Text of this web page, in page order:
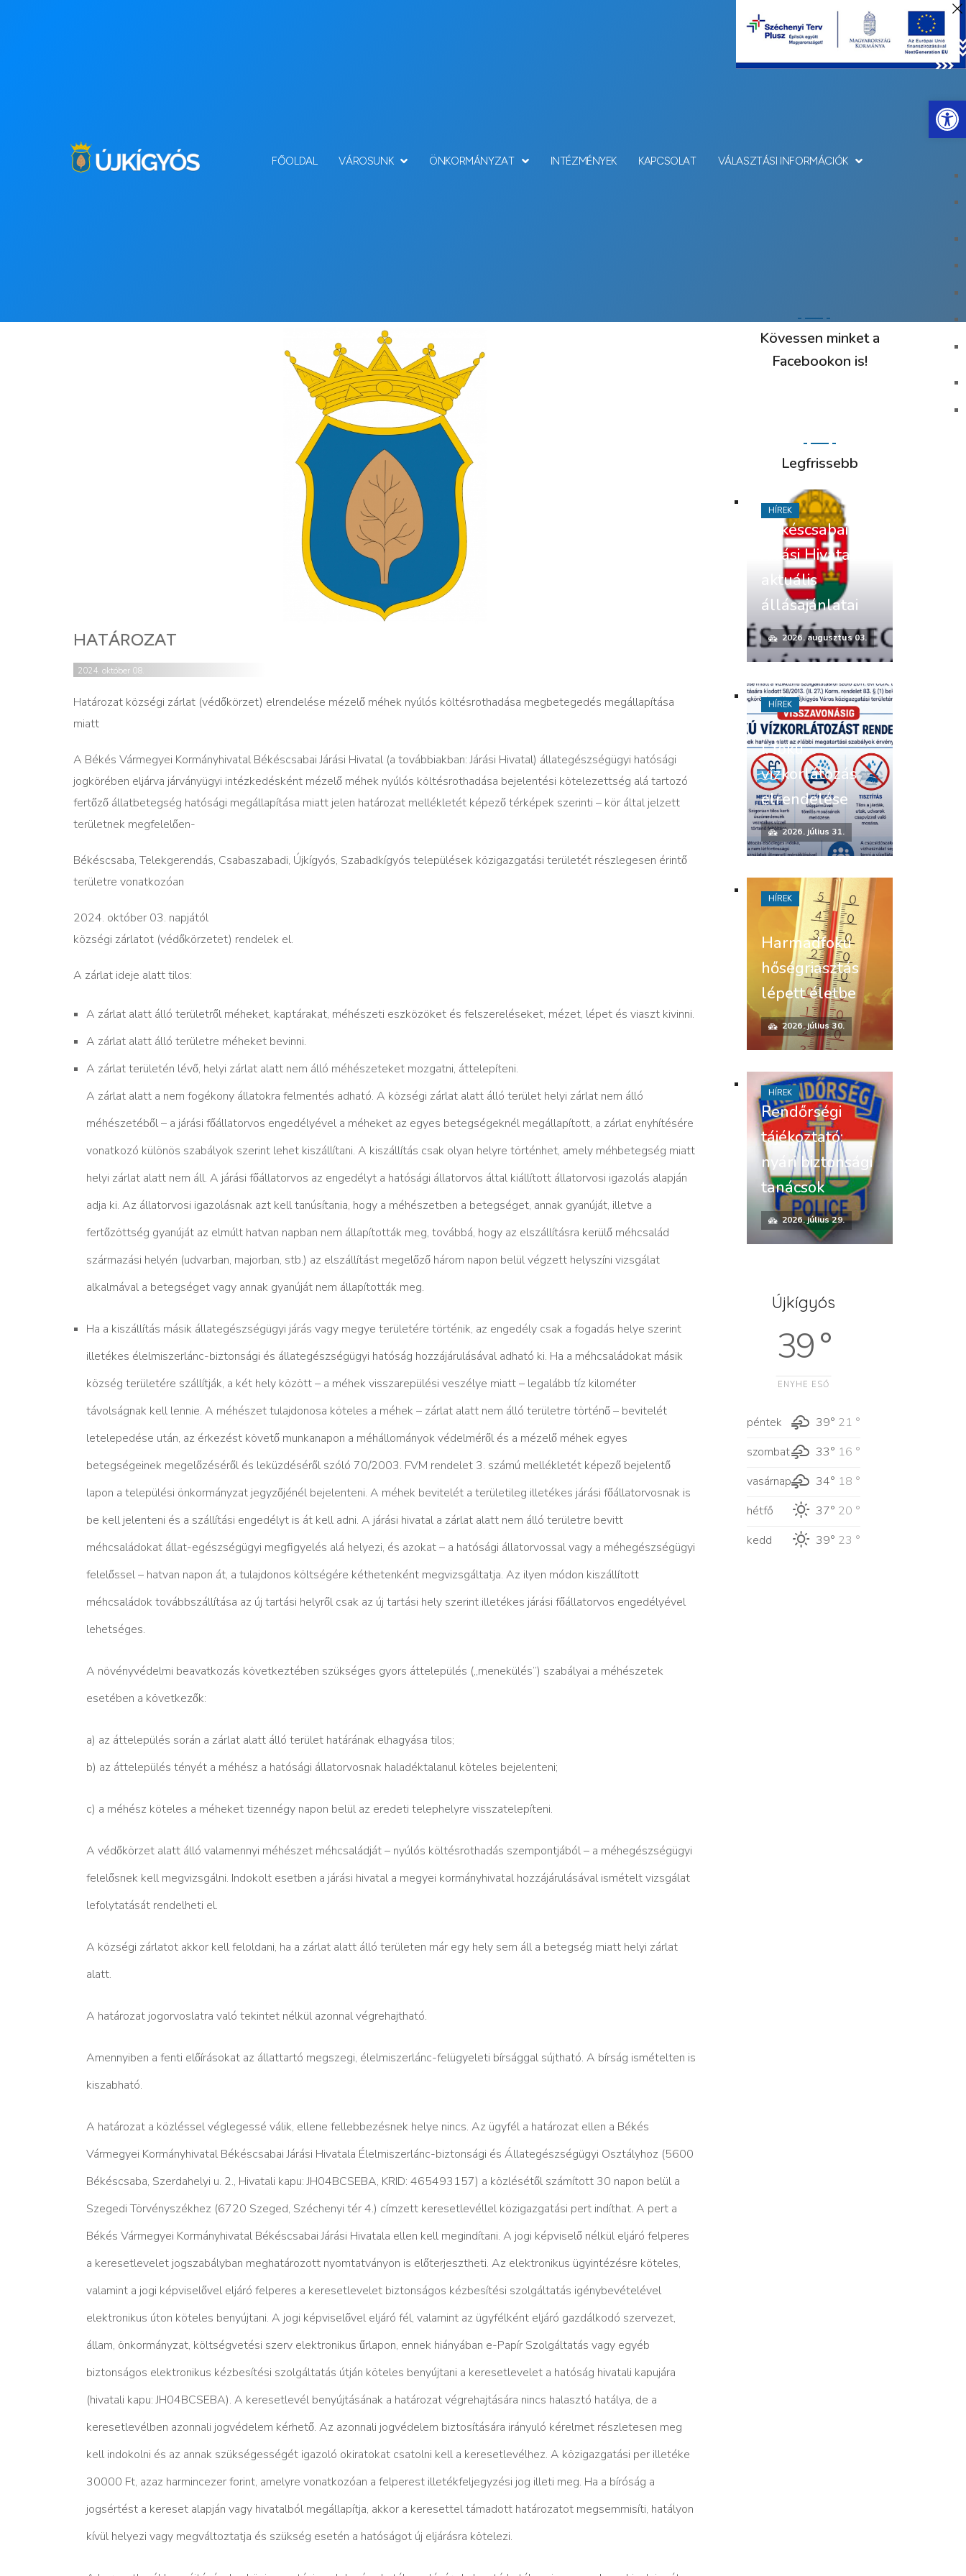
FŐOLDAL VÁROSUNK ÖNKORMÁNYZAT INTÉZMÉNYEK KAPCSOLAT VÁLASZTÁSI INFORMÁCIÓK
HATÁROZAT
2024. október 08.
Határozat községi zárlat (védőkörzet) elrendelése mézelő méhek nyúlós költésrothadása megbetegedés megállapítása
miatt
A Békés Vármegyei Kormányhivatal Békéscsabai Járási Hivatal (a továbbiakban: Járási Hivatal) állategészségügyi hatósági
jogkörében eljárva járványügyi intézkedésként mézelő méhek nyúlós költésrothadása bejelentési kötelezettség alá tartozó
fertőző állatbetegség hatósági megállapítása miatt jelen határozat mellékletét képező térképek szerinti – kör által jelzett
területnek megfelelően-
Békéscsaba, Telekgerendás, Csabaszabadi, Újkígyós, Szabadkígyós települések közigazgatási területét részlegesen érintő
területre vonatkozóan
2024. október 03. napjától
községi zárlatot (védőkörzetet) rendelek el.
A zárlat ideje alatt tilos:
A zárlat alatt álló területről méheket, kaptárakat, méhészeti eszközöket és felszereléseket, mézet, lépet és viaszt kivinni.
A zárlat alatt álló területre méheket bevinni.
A zárlat területén lévő, helyi zárlat alatt nem álló méhészeteket mozgatni, áttelepíteni.
A zárlat alatt a nem fogékony állatokra felmentés adható. A községi zárlat alatt álló terület helyi zárlat nem álló
méhészetéből – a járási főállatorvos engedélyével a méheket az egyes betegségeknél megállapított, a zárlat enyhítésére
vonatkozó különös szabályok szerint lehet kiszállítani. A kiszállítás csak olyan helyre történhet, amely méhbetegség miatt
helyi zárlat alatt nem áll. A járási főállatorvos az engedélyt a hatósági állatorvos által kiállított állatorvosi igazolás alapján
adja ki. Az állatorvosi igazolásnak azt kell tanúsítania, hogy a méhészetben a betegséget, annak gyanúját, illetve a
fertőzöttség gyanúját az elmúlt hatvan napban nem állapították meg, továbbá, hogy az elszállításra kerülő méhcsalád
származási helyén (udvarban, majorban, stb.) az elszállítást megelőző három napon belül végzett helyszíni vizsgálat
alkalmával a betegséget vagy annak gyanúját nem állapították meg.
Ha a kiszállítás másik állategészségügyi járás vagy megye területére történik, az engedély csak a fogadás helye szerint
illetékes élelmiszerlánc-biztonsági és állategészségügyi hatóság hozzájárulásával adható ki. Ha a méhcsaládokat másik
község területére szállítják, a két hely között – a méhek visszarepülési veszélye miatt – legalább tíz kilométer
távolságnak kell lennie. A méhészet tulajdonosa köteles a méhek – zárlat alatt nem álló területre történő – bevitelét
letelepedése után, az érkezést követő munkanapon a méhállományok védelméről és a mézelő méhek egyes
betegségeinek megelőzéséről és leküzdéséről szóló 70/2003. FVM rendelet 3. számú mellékletét képező bejelentő
lapon a települési önkormányzat jegyzőjénél bejelenteni. A méhek bevitelét a területileg illetékes járási főállatorvosnak is
be kell jelenteni és a szállítási engedélyt is át kell adni. A járási hivatal a zárlat alatt nem álló területre bevitt
méhcsaládokat állat-egészségügyi megfigyelés alá helyezi, és azokat – a hatósági állatorvossal vagy a méhegészségügyi
felelőssel – hatvan napon át, a tulajdonos költségére kéthetenként megvizsgáltatja. Az ilyen módon kiszállított
méhcsaládok továbbszállítása az új tartási helyről csak az új tartási hely szerint illetékes járási főállatorvos engedélyével
lehetséges.
A növényvédelmi beavatkozás következtében szükséges gyors áttelepülés („menekülés”) szabályai a méhészetek
esetében a következők:
a) az áttelepülés során a zárlat alatt álló terület határának elhagyása tilos;
b) az áttelepülés tényét a méhész a hatósági állatorvosnak haladéktalanul köteles bejelenteni;
c) a méhész köteles a méheket tizennégy napon belül az eredeti telephelyre visszatelepíteni.
A védőkörzet alatt álló valamennyi méhészet méhcsaládját – nyúlós költésrothadás szempontjából – a méhegészségügyi
felelősnek kell megvizsgálni. Indokolt esetben a járási hivatal a megyei kormányhivatal hozzájárulásával ismételt vizsgálat
lefolytatását rendelheti el.
A községi zárlatot akkor kell feloldani, ha a zárlat alatt álló területen már egy hely sem áll a betegség miatt helyi zárlat
alatt.
A határozat jogorvoslatra való tekintet nélkül azonnal végrehajtható.
Amennyiben a fenti előírásokat az állattartó megszegi, élelmiszerlánc-felügyeleti bírsággal sújtható. A bírság ismételten is
kiszabható.
A határozat a közléssel véglegessé válik, ellene fellebbezésnek helye nincs. Az ügyfél a határozat ellen a Békés
Vármegyei Kormányhivatal Békéscsabai Járási Hivatala Élelmiszerlánc-biztonsági és Állategészségügyi Osztályhoz (5600
Békéscsaba, Szerdahelyi u. 2., Hivatali kapu: JH04BCSEBA, KRID: 465493157) a közlésétől számított 30 napon belül a
Szegedi Törvényszékhez (6720 Szeged, Széchenyi tér 4.) címzett keresetlevéllel közigazgatási pert indíthat. A pert a
Békés Vármegyei Kormányhivatal Békéscsabai Járási Hivatala ellen kell megindítani. A jogi képviselő nélkül eljáró felperes
a keresetlevelet jogszabályban meghatározott nyomtatványon is előterjesztheti. Az elektronikus ügyintézésre köteles,
valamint a jogi képviselővel eljáró felperes a keresetlevelet biztonságos kézbesítési szolgáltatás igénybevételével
elektronikus úton köteles benyújtani. A jogi képviselővel eljáró fél, valamint az ügyfélként eljáró gazdálkodó szervezet,
állam, önkormányzat, költségvetési szerv elektronikus űrlapon, ennek hiányában e-Papír Szolgáltatás vagy egyéb
biztonságos elektronikus kézbesítési szolgáltatás útján köteles benyújtani a keresetlevelet a hatóság hivatali kapujára
(hivatali kapu: JH04BCSEBA). A keresetlevél benyújtásának a határozat végrehajtására nincs halasztó hatálya, de a
keresetlevélben azonnali jogvédelem kérhető. Az azonnali jogvédelem biztosítására irányuló kérelmet részletesen meg
kell indokolni és az annak szükségességét igazoló okiratokat csatolni kell a keresetlevélhez. A közigazgatási per illetéke
30000 Ft, azaz harmincezer forint, amelyre vonatkozóan a felperest illetékfeljegyzési jog illeti meg. Ha a bíróság a
jogsértést a kereset alapján vagy hivatalból megállapítja, akkor a keresettel támadott határozatot megsemmisíti, hatályon
kívül helyezi vagy megváltoztatja és szükség esetén a hatóságot új eljárásra kötelezi.
Kövessen minket a
Facebookon is!
Legfrissebb
Békéscsabai
Járási Hivatal
aktuális
állásajánlatai
2026. augusztus 03.
HÍREK
I. fokú
vízkorlátozás
elrendelése
2026. július 31.
HÍREK
Harmadfokú
hőségriasztás
lépett életbe
2026. július 30.
HÍREK
Rendőrségi
tájékoztató:
nyári biztonsági
tanácsok
2026. július 29.
HÍREK
Újkígyós
39 °
ENYHE ESŐ
péntek 39° 21 °
szombat
33° 16 °
vasárnap
34° 18 °
hétfő
37° 20 °
kedd
39° 23 °